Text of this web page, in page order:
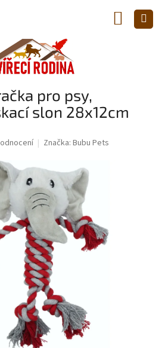
KOŠÍK
pro psy,
slon 28x12cm
Značka: Bubu Pets